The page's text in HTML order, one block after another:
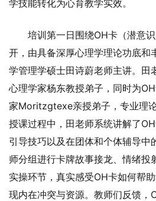
学技能转化为心育教学实效。
培训第一日围绕OH卡（潜意
开，由具备深厚心理学理论功底和
学管理学硕士田诗蔚老师主讲。田
心理学家杨东教授弟子，同时为
家Moritzgtexe亲授弟子，专业理
授课过程中，田老师系统讲解了
引导技巧以及在团体和个体辅导中
师分组进行卡牌故事接龙、情绪投
实操环节，真实感受OH卡如何帮
现内在冲突与资源。教师们反馈，